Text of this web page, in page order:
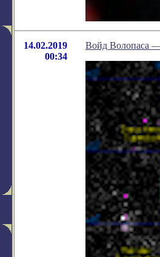
14.02.2019
00:34
Войд Волопаса —